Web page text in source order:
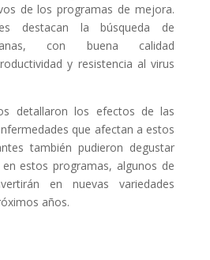
de los programas de mejora.
destacan la búsqueda de
con buena calidad
y resistencia al virus
detallaron los efectos de las
que afectan a estos
también pudieron degustar
estos programas, algunos de
en nuevas variedades
años.